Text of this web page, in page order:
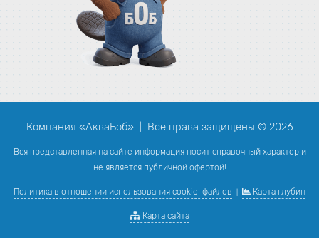
Компания «АкваБоб» Все права защищены © 2026
Вся представленная на сайте информация носит справочный характер и
не является публичной офертой!
Политика в отношении использования cookie-файлов Карта глубин
Карта сайта